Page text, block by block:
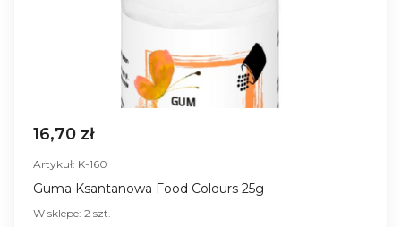
16,70 zł
Artykuł: K-160
Guma Ksantanowa Food Colours 25g
W sklepe: 2 szt.